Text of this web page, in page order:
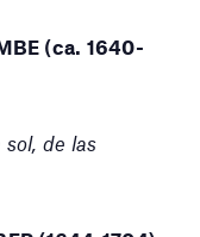
(ca. 1640-
sol, de las